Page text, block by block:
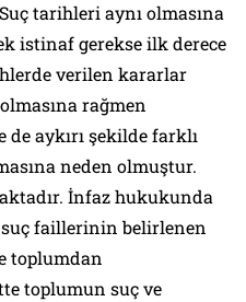
tarihleri aynı olmasına
istinaf gerekse ilk derece
verilen kararlar
rağmen
aykırı şekilde farklı
neden olmuştur.
İnfaz hukukunda
faillerinin belirlenen
toplumdan
toplumun suç ve